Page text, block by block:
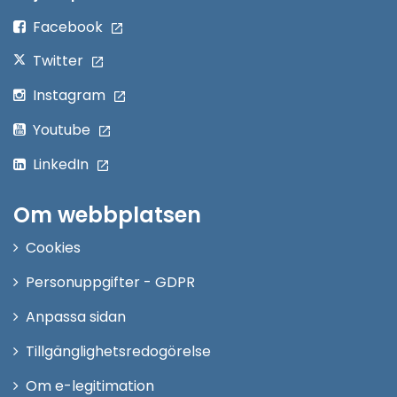
Facebook
Twitter
Instagram
Youtube
LinkedIn
Om webbplatsen
Cookies
Personuppgifter - GDPR
Anpassa sidan
Tillgänglighetsredogörelse
Om e-legitimation